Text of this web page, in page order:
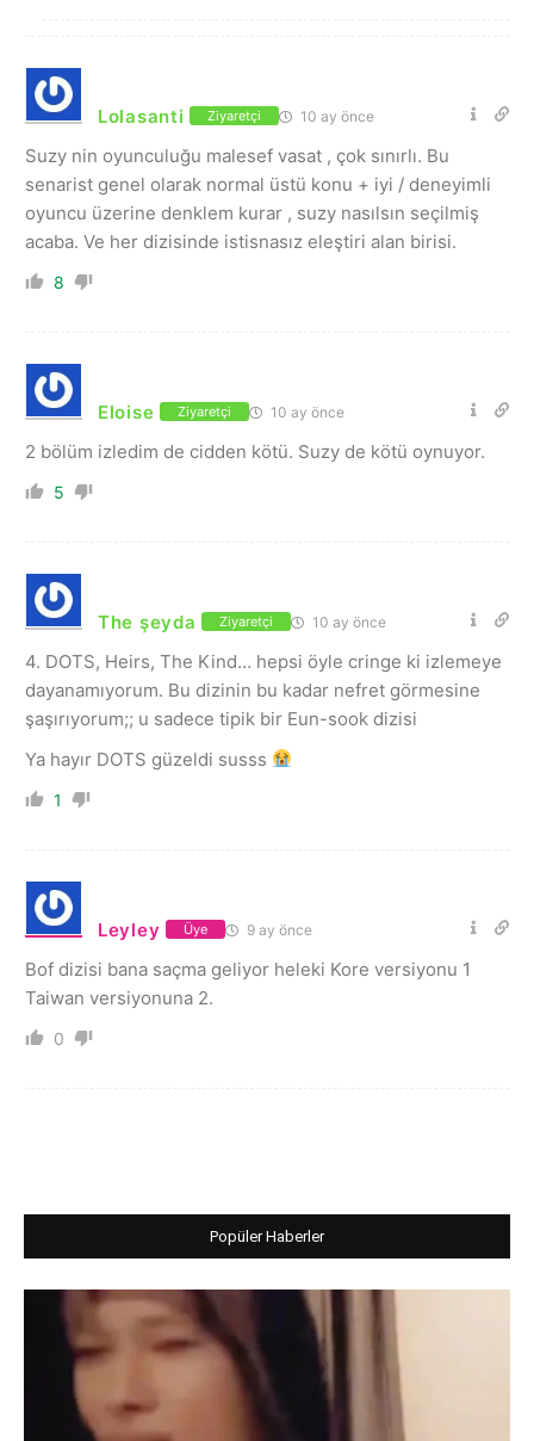
Lolasanti Ziyaretçi 10 ay önce
Suzy nin oyunculuğu malesef vasat , çok sınırlı. Bu
senarist genel olarak normal üstü konu + iyi / deneyimli
oyuncu üzerine denklem kurar , suzy nasılsın seçilmiş
acaba. Ve her dizisinde istisnasız eleştiri alan birisi.
8
Eloise Ziyaretçi 10 ay önce
2 bölüm izledim de cidden kötü. Suzy de kötü oynuyor.
5
The şeyda Ziyaretçi 10 ay önce
4. DOTS, Heirs, The Kind… hepsi öyle cringe ki izlemeye
dayanamıyorum. Bu dizinin bu kadar nefret görmesine
şaşırıyorum;; u sadece tipik bir Eun-sook dizisi
Ya hayır DOTS güzeldi susss
1
Leyley Üye 9 ay önce
Bof dizisi bana saçma geliyor heleki Kore versiyonu 1
Taiwan versiyonuna 2.
0
Popüler Haberler